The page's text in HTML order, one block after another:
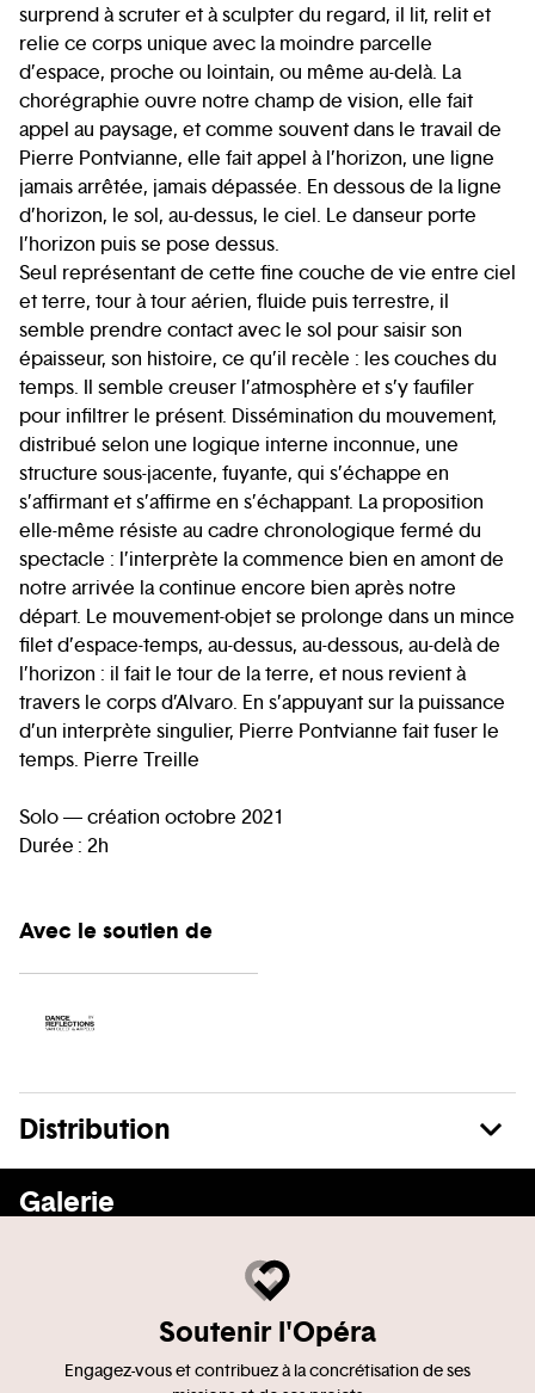
surprend à scruter et à sculpter du regard, il lit, relit et
relie ce corps unique avec la moindre parcelle
d’espace, proche ou lointain, ou même au-delà. La
chorégraphie ouvre notre champ de vision, elle fait
appel au paysage, et comme souvent dans le travail de
Pierre Pontvianne, elle fait appel à l’horizon, une ligne
jamais arrêtée, jamais dépassée. En dessous de la ligne
d’horizon, le sol, au-dessus, le ciel. Le danseur porte
l’horizon puis se pose dessus.
Seul représentant de cette fine couche de vie entre ciel
et terre, tour à tour aérien, fluide puis terrestre, il
semble prendre contact avec le sol pour saisir son
épaisseur, son histoire, ce qu’il recèle : les couches du
temps. Il semble creuser l’atmosphère et s’y faufiler
pour infiltrer le présent. Dissémination du mouvement,
distribué selon une logique interne inconnue, une
structure sous-jacente, fuyante, qui s’échappe en
s’affirmant et s’affirme en s’échappant. La proposition
elle-même résiste au cadre chronologique fermé du
spectacle : l’interprète la commence bien en amont de
notre arrivée la continue encore bien après notre
départ. Le mouvement-objet se prolonge dans un mince
filet d’espace-temps, au-dessus, au-dessous, au-delà de
l’horizon : il fait le tour de la terre, et nous revient à
travers le corps d’Alvaro. En s’appuyant sur la puissance
d’un interprète singulier, Pierre Pontvianne fait fuser le
temps. Pierre Treille
Solo — création octobre 2021
Durée : 2h
Avec le soutien de
Distribution
Galerie
Soutenir l'Opéra
Engagez-vous et contribuez à la concrétisation de ses